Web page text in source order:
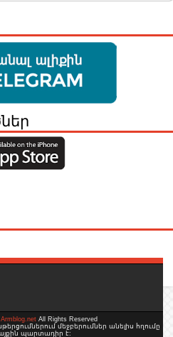
Armblog.netAll Rights Reserved
մեջբերումներ անելիս հղումը
պարտադիր է: